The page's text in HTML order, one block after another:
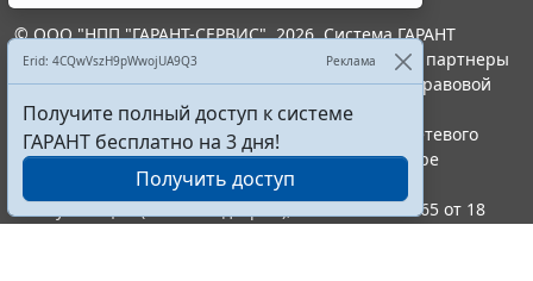
Erid: 4CQwVszH9pWwojUA9Q3 Реклама
Получите полный доступ к системе
ГАРАНТ бесплатно на 3 дня!
Получить доступ
© ООО "НПП "ГАРАНТ-СЕРВИС", 2026. Система ГАРАНТ
выпускается с 1990 года. Компания "Гарант" и ее партнеры
являются участниками Российской ассоциации правовой
информации ГАРАНТ.
Портал ГАРАНТ.РУ зарегистрирован в качестве сетевого
издания Федеральной службой по надзору в сфере
связи,информационных технологий и массовых
коммуникаций (Роскомнадзором), Эл № ФС77-58365 от 18